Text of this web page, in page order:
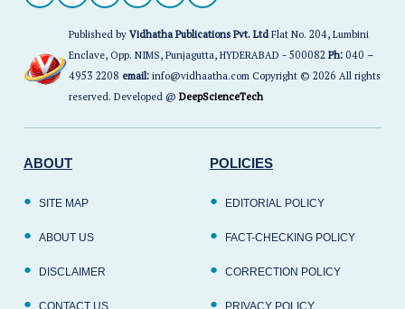
Karthik | ఒకప్పుడు తెలుగు, తమిళ సినీ ప్రేక్షకుల హృదయాలను
తన నటనతో, చిరునవ్వుతో కట్టిపడేసిన హీరో కార్తీక్ తాజాగా
అభిమానులను భావోద్వేగానికి గురిచేశారు. సీనియర్ దర్శకుడు
భారతిరాజా అంత్యక్రియలకు హాజరైన కార్తీక్‌ను చూసిన సినీ
అభిమానులు ఒక్కసారిగా షాక్‌కు గురయ్యారు. ఒకప్పుడు లవర్
బాయ్ ఇమేజ్‌తో వెండితెరపై మెరిసిన ఆయన ఇప్పుడు ఆరోగ్య
సమస్యల కారణంగా చాలా మారిపోయినట్లు కనిపించారు.
తెలుగు ప్రేక్షకుల మనసుల్లో చెరగని ముద్ర
‘సీతాకోక చిలుక’, ‘అభినందన’, ‘అన్వేషణ’, ‘ఘర్షణ’ వంటి